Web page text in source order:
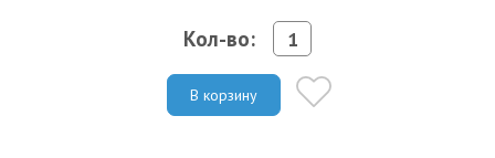
Кол-во:
В корзину